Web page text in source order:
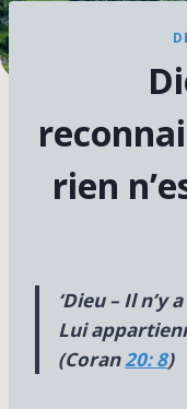
rien
‘Dieu – Il n’y
Lui
(Coran20: 8)